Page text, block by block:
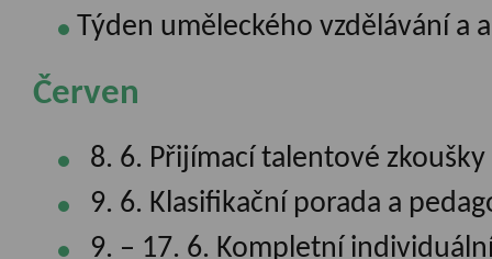
Týden uměleckého vzdělávání a
Červen
8. 6. Přijímací talentové zkoušky
9. 6. Klasifikační porada a
9. – 17. 6. Kompletní